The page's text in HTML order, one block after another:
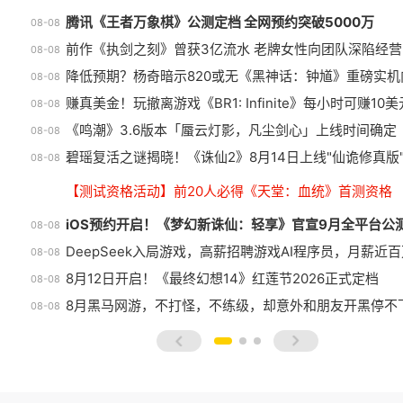
08-08 腾讯《王者万象棋》公测定档 全网预约突破5000万
08-08 前作《执剑之刻》曾获3亿流水 老牌女性向团队深陷经
08-08 降低预期？杨奇暗示820或无《黑神话：钟馗》重磅实
08-08 赚真美金！玩撤离游戏《BR1: Infinite》每小时可赚10美
08-08 《鸣潮》3.6版本「蜃云灯影，凡尘剑心」上线时间确定
08-08 碧瑶复活之谜揭晓！《诛仙2》8月14日上线"仙诡修真版
【测试资格活动】前20人必得《天堂：血统》首测资格
08-08 iOS预约开启！《梦幻新诛仙：轻享》官宣9月全平台公
08-08 DeepSeek入局游戏，高薪招聘游戏AI程序员，月薪近
08-08 8月12日开启！《最终幻想14》红莲节2026正式定档
08-08 8月黑马网游，不打怪，不练级，却意外和朋友开黑停不